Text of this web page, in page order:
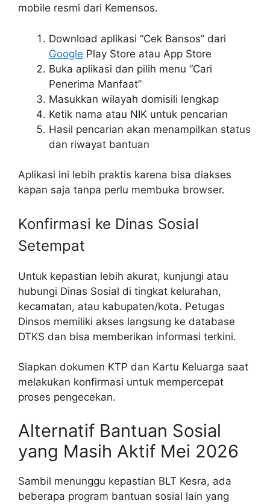
mobile resmi dari Kemensos.
Download aplikasi “Cek Bansos” dari
Google Play Store atau App Store
Buka aplikasi dan pilih menu “Cari
Penerima Manfaat”
Masukkan wilayah domisili lengkap
Ketik nama atau NIK untuk pencarian
Hasil pencarian akan menampilkan status
dan riwayat bantuan
Aplikasi ini lebih praktis karena bisa diakses
kapan saja tanpa perlu membuka browser.
Konfirmasi ke Dinas Sosial
Setempat
Untuk kepastian lebih akurat, kunjungi atau
hubungi Dinas Sosial di tingkat kelurahan,
kecamatan, atau kabupaten/kota. Petugas
Dinsos memiliki akses langsung ke database
DTKS dan bisa memberikan informasi terkini.
Siapkan dokumen KTP dan Kartu Keluarga saat
melakukan konfirmasi untuk mempercepat
proses pengecekan.
Alternatif Bantuan Sosial
yang Masih Aktif Mei 2026
Sambil menunggu kepastian BLT Kesra, ada
beberapa program bantuan sosial lain yang